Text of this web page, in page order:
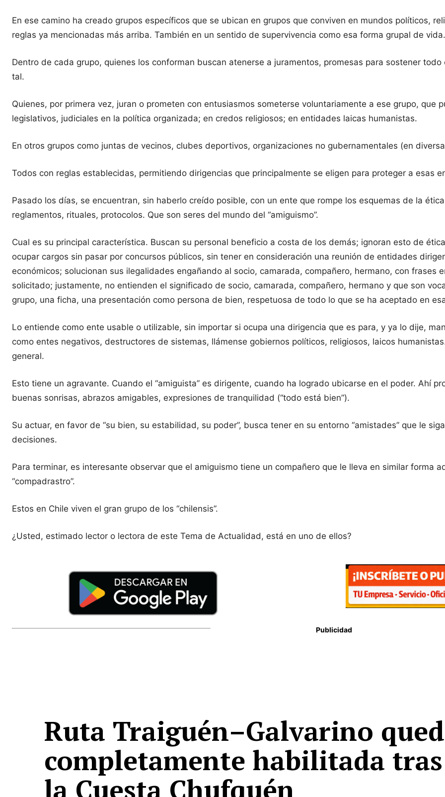
En ese camino ha creado grupos específicos que se ubican en grupos que conviven en mundos políticos,
reglas ya mencionadas más arriba. También en un sentido de supervivencia como esa forma grupal de vida.
Dentro de cada grupo, quienes los conforman buscan atenerse a juramentos, promesas para sostener
tal.
Quienes, por primera vez, juran o prometen con entusiasmos someterse voluntariamente a ese grupo, que
legislativos, judiciales en la política organizada; en credos religiosos; en entidades laicas humanistas.
En otros grupos como juntas de vecinos, clubes deportivos, organizaciones no gubernamentales (en
Todos con reglas establecidas, permitiendo dirigencias que principalmente se eligen para proteger a esas
Pasado los días, se encuentran, sin haberlo creído posible, con un ente que rompe los esquemas de la
reglamentos, rituales, protocolos. Que son seres del mundo del “amiguismo”.
Cual es su principal característica. Buscan su personal beneficio a costa de los demás; ignoran esto de
ocupar cargos sin pasar por concursos públicos, sin tener en consideración una reunión de entidades
económicos; solucionan sus ilegalidades engañando al socio, camarada, compañero, hermano, con frases
solicitado; justamente, no entienden el significado de socio, camarada, compañero, hermano y que son
grupo, una ficha, una presentación como persona de bien, respetuosa de todo lo que se ha aceptado en
Lo entiende como ente usable o utilizable, sin importar si ocupa una dirigencia que es para, y ya lo dije,
como entes negativos, destructores de sistemas, llámense gobiernos políticos, religiosos, laicos
general.
Esto tiene un agravante. Cuando el “amiguista” es dirigente, cuando ha logrado ubicarse en el poder. Ahí
buenas sonrisas, abrazos amigables, expresiones de tranquilidad (“todo está bien”).
Su actuar, en favor de “su bien, su estabilidad, su poder”, busca tener en su entorno “amistades” que le
decisiones.
Para terminar, es interesante observar que el amiguismo tiene un compañero que le lleva en similar forma
“compadrastro”.
Estos en Chile viven el gran grupo de los “chilensis”.
¿Usted, estimado lector o lectora de este Tema de Actualidad, está en uno de ellos?
Publicidad